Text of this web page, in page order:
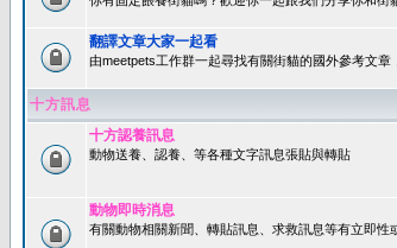
翻譯文章大家一起看
由meetpets工作群一起尋找有關街貓的國外參考文章
十方訊息
十方認養訊息
動物送養、認養、等各種文字訊息張貼與轉貼
動物即時消息
有關動物相關新聞、轉貼訊息、求救訊息等有立即性